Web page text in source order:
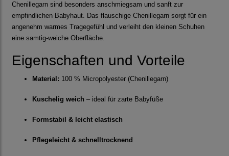
Chenillegarn sind besonders anschmiegsam und sanft zur
empfindlichen Babyhaut. Das flauschige Chenillegarn sorgt für ein
angenehm warmes Tragegefühl und verleiht den kleinen Schuhen
eine samtig-weiche Oberfläche.
Eigenschaften und Vorteile
Material: 100 % Micropolyester (Chenillegarn)
Kuschelig weich – ideal für zarte Babyfüße
Formstabil & leicht elastisch
Pflegeleicht & schnelltrocknend